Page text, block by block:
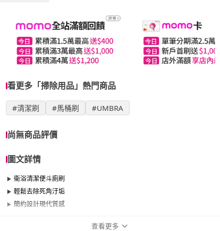
看更多「掃除用品」熱門商品
#清潔刷 #馬桶刷 #UMBRA
尚無商品評價
圖文詳情
衛浴清潔便斗廁刷
輕鬆去除死角汙垢
簡約設計現代質感
查看更多